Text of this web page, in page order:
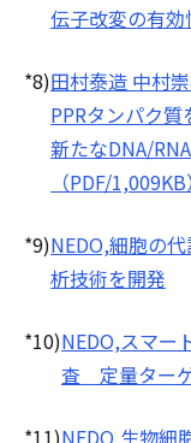
伝子改変の有
*8)田村泰造 中村
PPRタンパク
新たなDNA/
（PDF/1,009KB）
*9)NEDO,細胞の
析技術を開発
*10)NEDO,スマー
査 定量ター
*11)NEDO,生物細